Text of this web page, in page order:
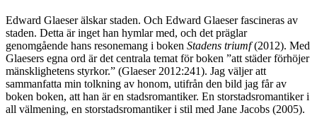
Edward Glaeser älskar staden. Och Edward Glaeser fascineras av
staden. Detta är inget han hymlar med, och det präglar
genomgående hans resonemang i boken Stadens triumf(2012). Med
Glaesers egna ord är det centrala temat för boken ”att städer förhöjer
mänsklighetens styrkor.” (Glaeser 2012:241). Jag väljer att
sammanfatta min tolkning av honom, utifrån den bild jag får av
boken boken, att han är en stadsromantiker. En storstadsromantiker i
all välmening, en storstadsromantiker i stil med Jane Jacobs (2005).